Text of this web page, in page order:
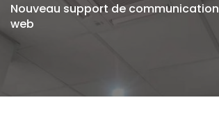
Nouveau support de communication
web